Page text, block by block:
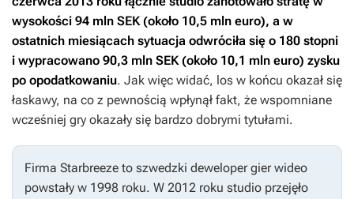
wysokości 94 mln SEK (około 10,5 mln euro), a w
ostatnich miesiącach sytuacja odwróciła się o 180 stopni
i wypracowano 90,3 mln SEK (około 10,1 mln euro) zysku
po opodatkowaniu. Jak więc widać, los w końcu okazał się
łaskawy, na co z pewnością wpłynął fakt, że wspomniane
wcześniej gry okazały się bardzo dobrymi tytułami.
Firma Starbreeze to szwedzki deweloper gier wideo
powstały w 1998 roku. W 2012 roku studio przejęło